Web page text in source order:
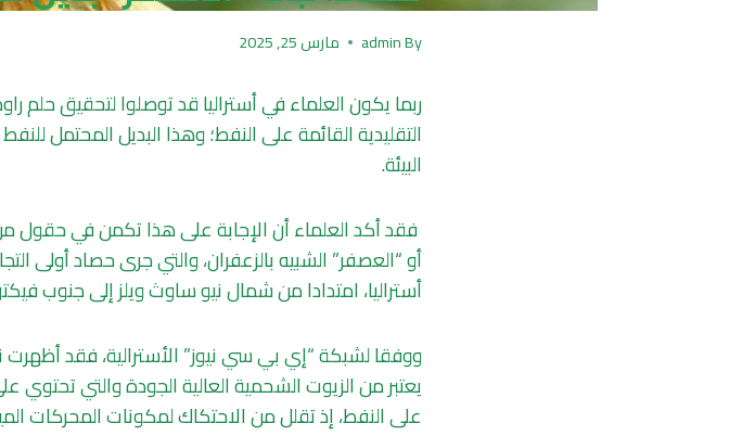
By
admin مارس 25, 2025
ربما يكون العلماء في أستراليا قد توصلوا لتحقيق حلم
التقليدية القائمة على النفط؛ وهذا البديل المحتمل
البيئة.
فقد أكد العلماء أن الإجابة على هذا تكمن في حقول
أو “العصفر” الشبيه بالزعفران، والتي جرى حصاد أولى
أستراليا، امتدادا من شمال نيو ساوث ويلز إلى جنوب
ووفقا لشبكة “إي بي سي نيوز” الأسترالية، فقد أظهرت
يعتبر من الزيوت الشحمية العالية الجودة والتي تحتوي
على النفط، إذ تقلل من الاحتكاك لمكونات المحركات